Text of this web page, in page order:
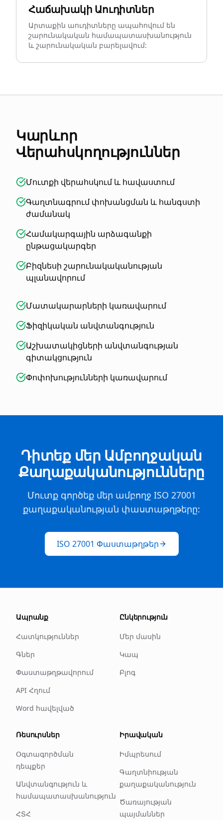
Հաճախակի Աուդիտներ
Արտաքին աուդիտները ապահովում են
շարունակական համապատասխանություն
և շարունակական բարելավում:
Կարևոր
Վերահսկողություններ
Մուտքի վերահսկում և հավաստում
Գաղտնագրում փոխանցման և հանգստի
ժամանակ
Համակարգային արձագանքի
ընթացակարգեր
Բիզնեսի շարունակականության
պլանավորում
Մատակարարների կառավարում
Ֆիզիկական անվտանգություն
Աշխատակիցների անվտանգության
գիտակցություն
Փոփոխությունների կառավարում
Դիտեք մեր Ամբողջական
Քաղաքականությունները
Մուտք գործեք մեր ամբողջ ISO 27001
քաղաքականության փաստաթղթերը:
ISO 27001 Փաստաթղթեր
Ապրանք
Հատկություններ
Գներ
Փաստաթղթավորում
API Հղում
Word հավելված
Ընկերություն
Մեր մասին
Կապ
Բլոգ
Ռեսուրսներ
Օգտագործման
դեպքեր
Անվտանգություն և
համապատասխանություն
ՀՏՀ
Իրավական
Իմպրեսում
Գաղտնիության
քաղաքականություն
Ծառայության
պայմաններ